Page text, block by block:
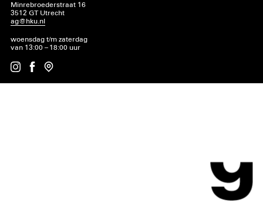
Minrebroederstraat 16
3512 GT Utrecht
ag@hku.nl
woensdag t/m zaterdag
van 13:00 – 18:00 uur